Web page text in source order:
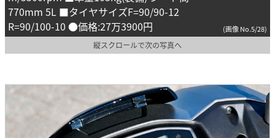
770mm 5L ■タイヤサイズF=90/90-12
R=90/100-10 ●価格:27万3900円
(画像 No.5/28)
縦スクロールで次の写真へ